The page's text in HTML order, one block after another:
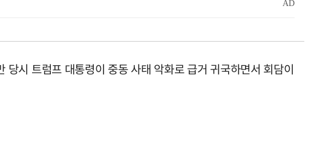
시 트럼프 대통령이 중동 사태 악화로 급거 귀국하면서 회담이